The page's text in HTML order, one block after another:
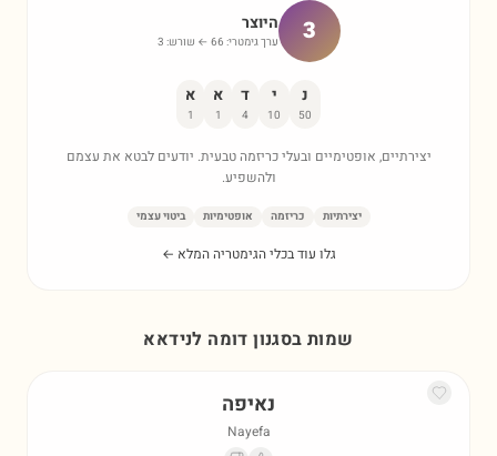
3 היוצר
ערך גימטרי: 66 ← שורש: 3
נ
50
י
10
ד
4
א
1
א
1
יצירתיים, אופטימיים ובעלי כריזמה טבעית. יודעים לבטא את עצמם
ולהשפיע.
יצירתיות כריזמה אופטימיות ביטוי עצמי
גלו עוד בכלי הגימטריה המלא ←
שמות בסגנון דומה לנידאא
נאיפה
Nayefa